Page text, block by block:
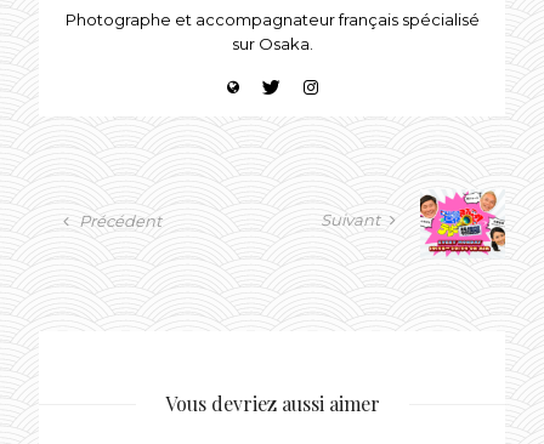
Photographe et accompagnateur français spécialisé
sur Osaka.
Précédent Suivant
Vous devriez aussi aimer